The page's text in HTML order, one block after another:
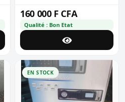
160 000 F CFA
Qualité : Bon Etat
EN STOCK